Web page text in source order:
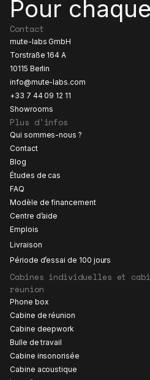
Pour
Contact
mute-labs GmbH
Torstraße 164 A
10115 Berlin
info@mute-labs.com
+33 7 44 09 12 11
Showrooms
Plus d'infos
Qui sommes-nous ?
Contact
Blog
Études de cas
FAQ
Modèle de financement
Centre d’aide
Emplois
Livraison
Période d’essai de 100 jours
Cabines individuelles et
réunion
Phone box
Cabine de réunion
Cabine deepwork
Bulle de travail
Cabine insonorisée
Cabine acoustique